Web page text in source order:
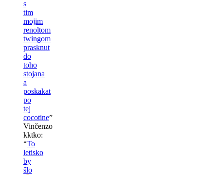
s
tim
mojim
renoltom
twingom
prasknut
do
toho
stojana
a
poskakat
po
tej
cocotine”
Vinčenzo
kktko:
“To
letisko
by
šlo